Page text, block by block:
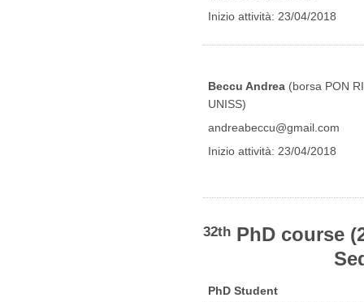
Inizio attività: 23/04/2018
Beccu Andrea (borsa PON RI
UNISS)
andreabeccu@gmail.com
Inizio attività: 23/04/2018
32th PhD course
Sede
PhD Student